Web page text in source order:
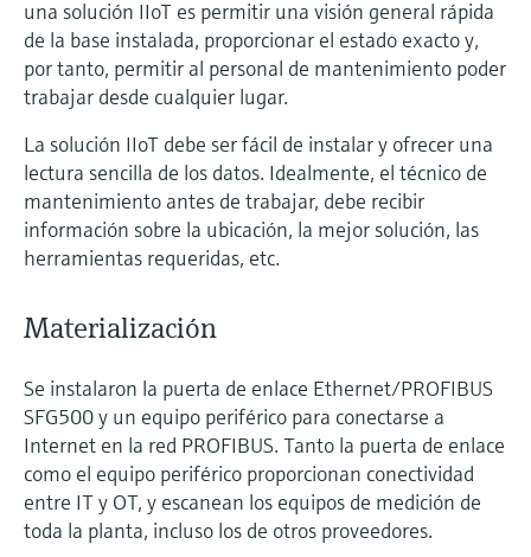
una solución IIoT es permitir una visión general rápida
de la base instalada, proporcionar el estado exacto y,
por tanto, permitir al personal de mantenimiento poder
trabajar desde cualquier lugar.
La solución IIoT debe ser fácil de instalar y ofrecer una
lectura sencilla de los datos. Idealmente, el técnico de
mantenimiento antes de trabajar, debe recibir
información sobre la ubicación, la mejor solución, las
herramientas requeridas, etc.
Materialización
Se instalaron la puerta de enlace Ethernet/PROFIBUS
SFG500 y un equipo periférico para conectarse a
Internet en la red PROFIBUS. Tanto la puerta de enlace
como el equipo periférico proporcionan conectividad
entre IT y OT, y escanean los equipos de medición de
toda la planta, incluso los de otros proveedores.